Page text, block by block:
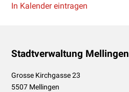
In Kalender eintragen
Footer
Stadtverwaltung Mellingen
Grosse Kirchgasse 23
5507 Mellingen